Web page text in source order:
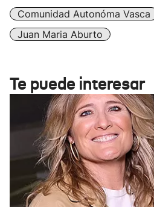
Comunidad Autonóma Vasca
Juan Maria Aburto
Te puede interesar